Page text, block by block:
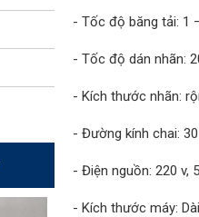
- Tốc độ băng tải: 1
- Tốc độ dán nhãn:
- Kích thước nhãn:
- Đường kính chai:
- Điện nguồn: 220 v,
- Kích thước máy: